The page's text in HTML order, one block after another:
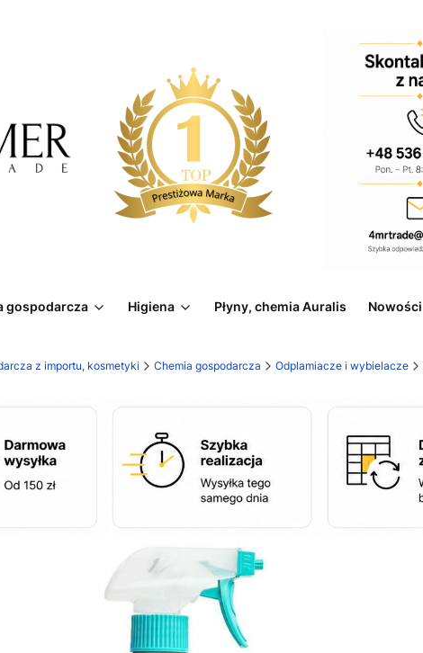
gospodarcza Higiena Płyny, chemia Auralis Nowości
z importu, kosmetyki Chemia gospodarcza Odplamiacze i wybielacze